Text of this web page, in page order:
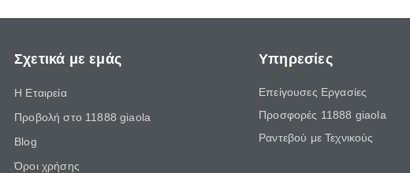
Σχετικά με εμάς
Η Εταιρεία
Προβολή στο 11888 giaola
Blog
Όροι χρήσης
Υπηρεσίες
Επείγουσες Εργασίες
Προσφορές 11888 giaola
Ραντεβού με Τεχνικούς